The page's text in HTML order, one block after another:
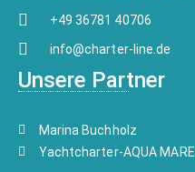
+49 36781 40706
info@charter-line.de
Unsere Partner
Marina Buchholz
Yachtcharter-AQUA MARE